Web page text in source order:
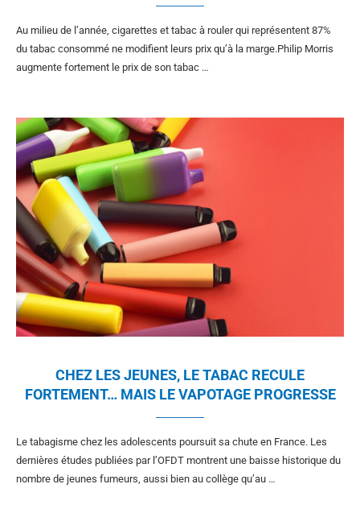
Au milieu de l’année, cigarettes et tabac à rouler qui représentent 87%
du tabac consommé ne modifient leurs prix qu’à la marge.Philip Morris
augmente fortement le prix de son tabac …
CHEZ LES JEUNES, LE TABAC RECULE
FORTEMENT… MAIS LE VAPOTAGE PROGRESSE
Le tabagisme chez les adolescents poursuit sa chute en France. Les
dernières études publiées par l’OFDT montrent une baisse historique du
nombre de jeunes fumeurs, aussi bien au collège qu’au …